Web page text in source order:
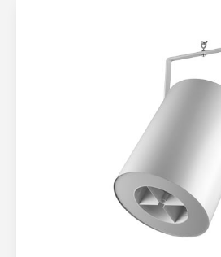
AIRIUS SERIA
OPATENTOWANA
NAJWYŻSZEJ JAKOŚCI
DLA SUFITÓW DO 35M
KOSZT EKSPLOATACJI 30
WIĘCEJ